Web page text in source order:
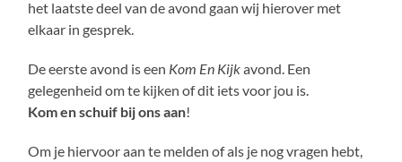
het laatste deel van de avond gaan wij hierover met
elkaar in gesprek.
De eerste avond is een Kom En Kijkavond. Een
gelegenheid om te kijken of dit iets voor jou is.
Kom en schuif bij ons aan!
Om je hiervoor aan te melden of als je nog vragen hebt,